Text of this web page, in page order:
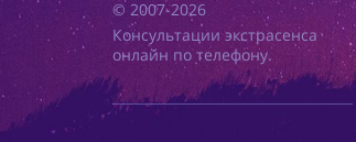
© 2007-2026
Консультации экстрасенса
онлайн по телефону.